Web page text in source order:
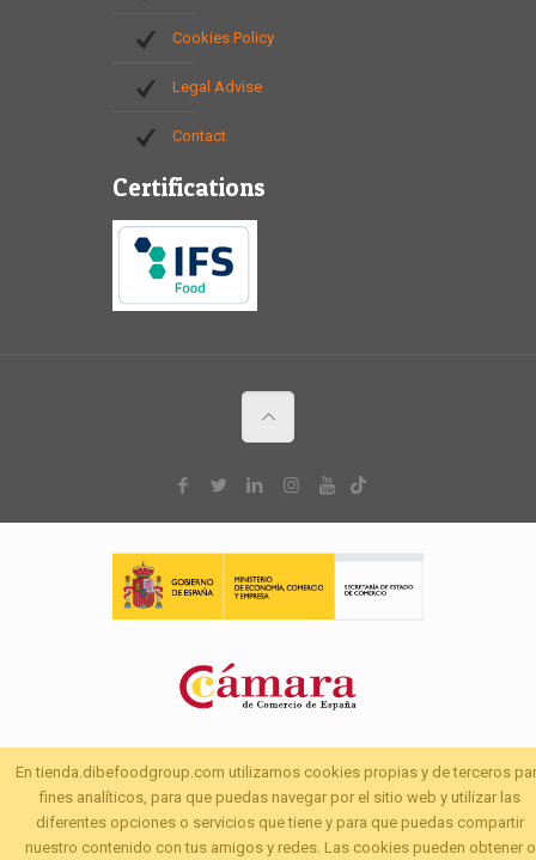
Cookies Policy
Legal Advise
Contact
Certifications
En tienda.dibefoodgroup.com utilizamos cookies propias y de terceros
fines analíticos, para que puedas navegar por el sitio web y utilizar las
diferentes opciones o servicios que tiene y para que puedas compartir
nuestro contenido con tus amigos y redes. Las cookies pueden obtener o